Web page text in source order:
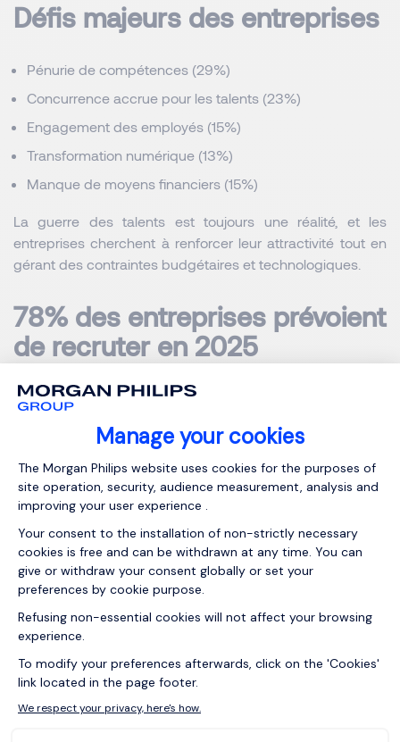
Défis majeurs des entreprises
Pénurie de compétences (29%)
Concurrence accrue pour les talents (23%)
Engagement des employés (15%)
Transformation numérique (13%)
Manque de moyens financiers (15%)
La guerre des talents est toujours une réalité, et les
entreprises cherchent à renforcer leur attractivité tout en
gérant des contraintes budgétaires et technologiques.
78% des entreprises prévoient
de recruter en 2025
31% prévoient d’embaucher plus qu’en 2024
41% prévoient d’embaucher moins qu’en 2024
28% ne savent pas encore
Le marché de l’emploi reste dynamique, mais une
Nombre de recrutements envisagés :
1 à 10 collaborateurs : 23,2%
11 à 50 : 17,9%
101 à 300 : 7,1%
301 à 500 : 5,4%